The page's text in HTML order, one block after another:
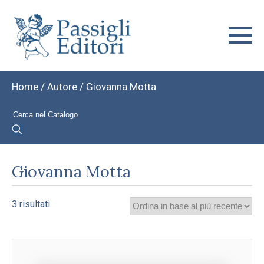
Home / Autore / Giovanna Motta
Giovanna Motta
3 risultatiOrdina